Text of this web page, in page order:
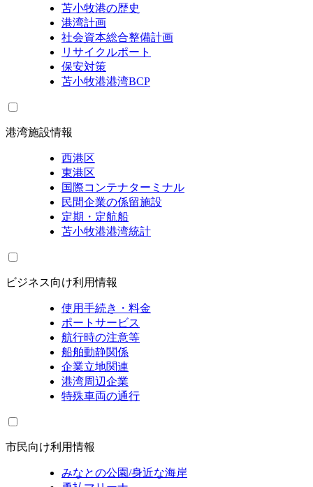
苫小牧港の歴史
港湾計画
社会資本総合整備計画
リサイクルポート
保安対策
苫小牧港港湾BCP
港湾施設情報
西港区
東港区
国際コンテナターミナル
民間企業の係留施設
定期・定航船
苫小牧港港湾統計
ビジネス向け利用情報
使用手続き・料金
ポートサービス
航行時の注意等
船舶動静関係
企業立地関連
港湾周辺企業
特殊車両の通行
市民向け利用情報
みなとの公園/身近な海岸